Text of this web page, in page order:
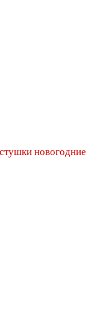
новогодние